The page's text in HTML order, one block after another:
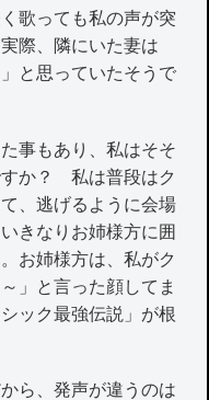
歌っても私の声が突
際、隣にいた妻は
と思っていたそうで
事もあり、私はそそ
すか？ 私は普段はク
、逃げるように会場
きなりお姉様方に囲
お姉様方は、私がク
」と言った顔してま
ック最強伝説」が根
ら、発声が違うのは